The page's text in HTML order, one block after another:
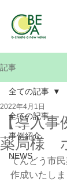
記事
全ての記事
事例紹介
NEWS
全ての記事
【導入
薬局様
2022年4月1日
てんどう市
作成いたしま